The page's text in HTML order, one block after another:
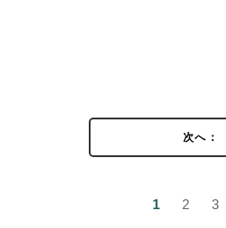
次へ：
1 2 3